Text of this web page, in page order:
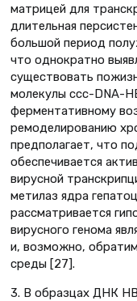
матрицей для
длительная
большой период
что однократно
существовать
молекулы ccc-DNA-
ферментативному
ремоделированию
предполагает, что
обеспечивается
вирусной
метилаз ядра
рассматривается
вирусного генома
и, возможно,
среды [27].
3. В образцах ДНК